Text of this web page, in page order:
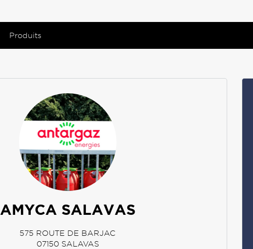
Produits
AMYCA SALAVAS
575 ROUTE DE BARJAC
07150 SALAVAS